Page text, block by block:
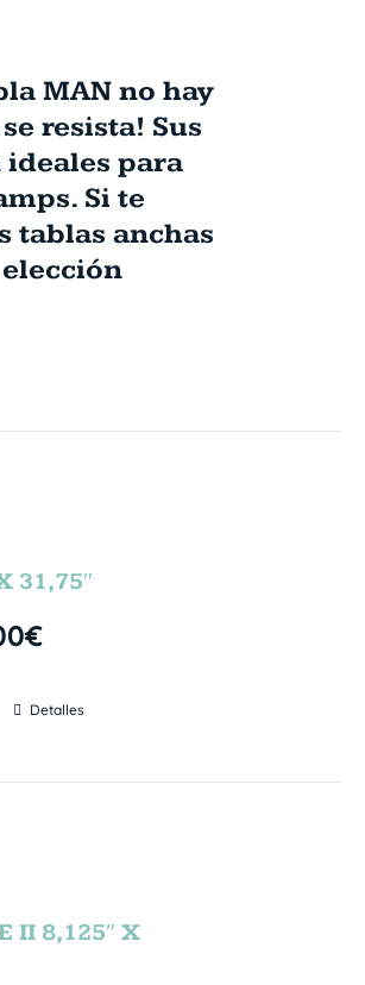
MAN no hay
resista! Sus
ideales para
Si te
tablas anchas
elección
31,75″
€
Detalles
II 8,125″ X